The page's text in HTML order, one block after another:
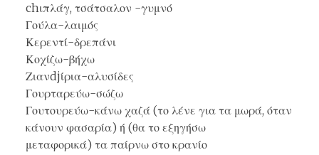
chιπλάγ, τσάτσαλον -γυμνό
Γούλα-λαιμός
Κερεντί-δρεπάνι
Κοχίζω-βήχω
Ζιανdjίρια-αλυσίδες
Γουρταρεύω-σώζω
Γουτουρεύω-κάνω χαζά (το λένε για τα μωρά, όταν
κάνουν φασαρία) ή (θα το εξηγήσω
μεταφορικά) τα παίρνω στο κρανίο